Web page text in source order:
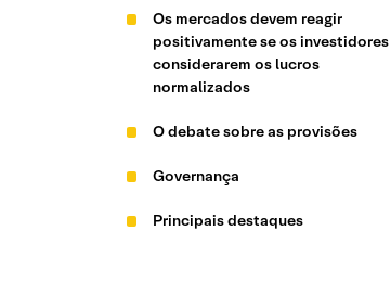
Os mercados devem reagir
positivamente se os investidores
considerarem os lucros
normalizados
O debate sobre as provisões
Governança
Principais destaques